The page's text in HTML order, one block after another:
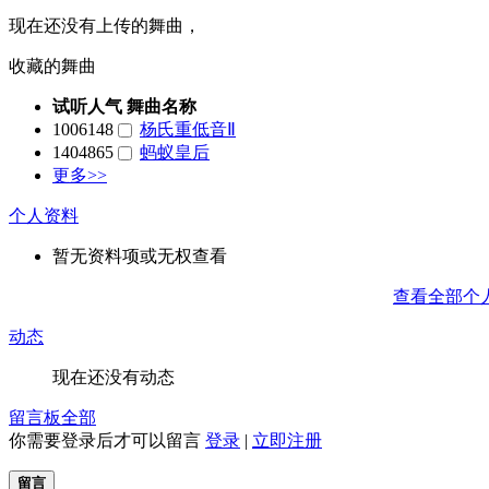
现在还没有上传的舞曲，
收藏的舞曲
试听人气 舞曲名称
1006148
杨氏重低音Ⅱ
1404865
蚂蚁皇后
更多>>
个人资料
暂无资料项或无权查看
查看全部个
动态
现在还没有动态
留言板全部
你需要登录后才可以留言 登录 | 立即注册
留言